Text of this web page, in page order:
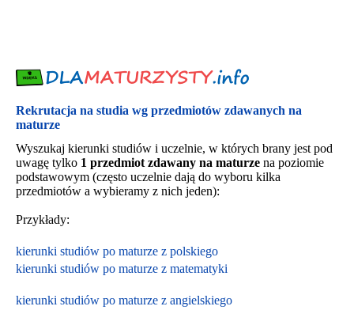
Rekrutacja na studia wg przedmiotów zdawanych na
maturze
Wyszukaj kierunki studiów i uczelnie, w których brany jest pod
uwagę tylko 1 przedmiot zdawany na maturze na poziomie
podstawowym (często uczelnie dają do wyboru kilka
przedmiotów a wybieramy z nich jeden):
Przykłady:
kierunki studiów po maturze z polskiego
kierunki studiów po maturze z matematyki
kierunki studiów po maturze z angielskiego